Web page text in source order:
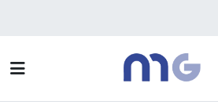
Nöbetçi Eczaneler
Hava Durumu